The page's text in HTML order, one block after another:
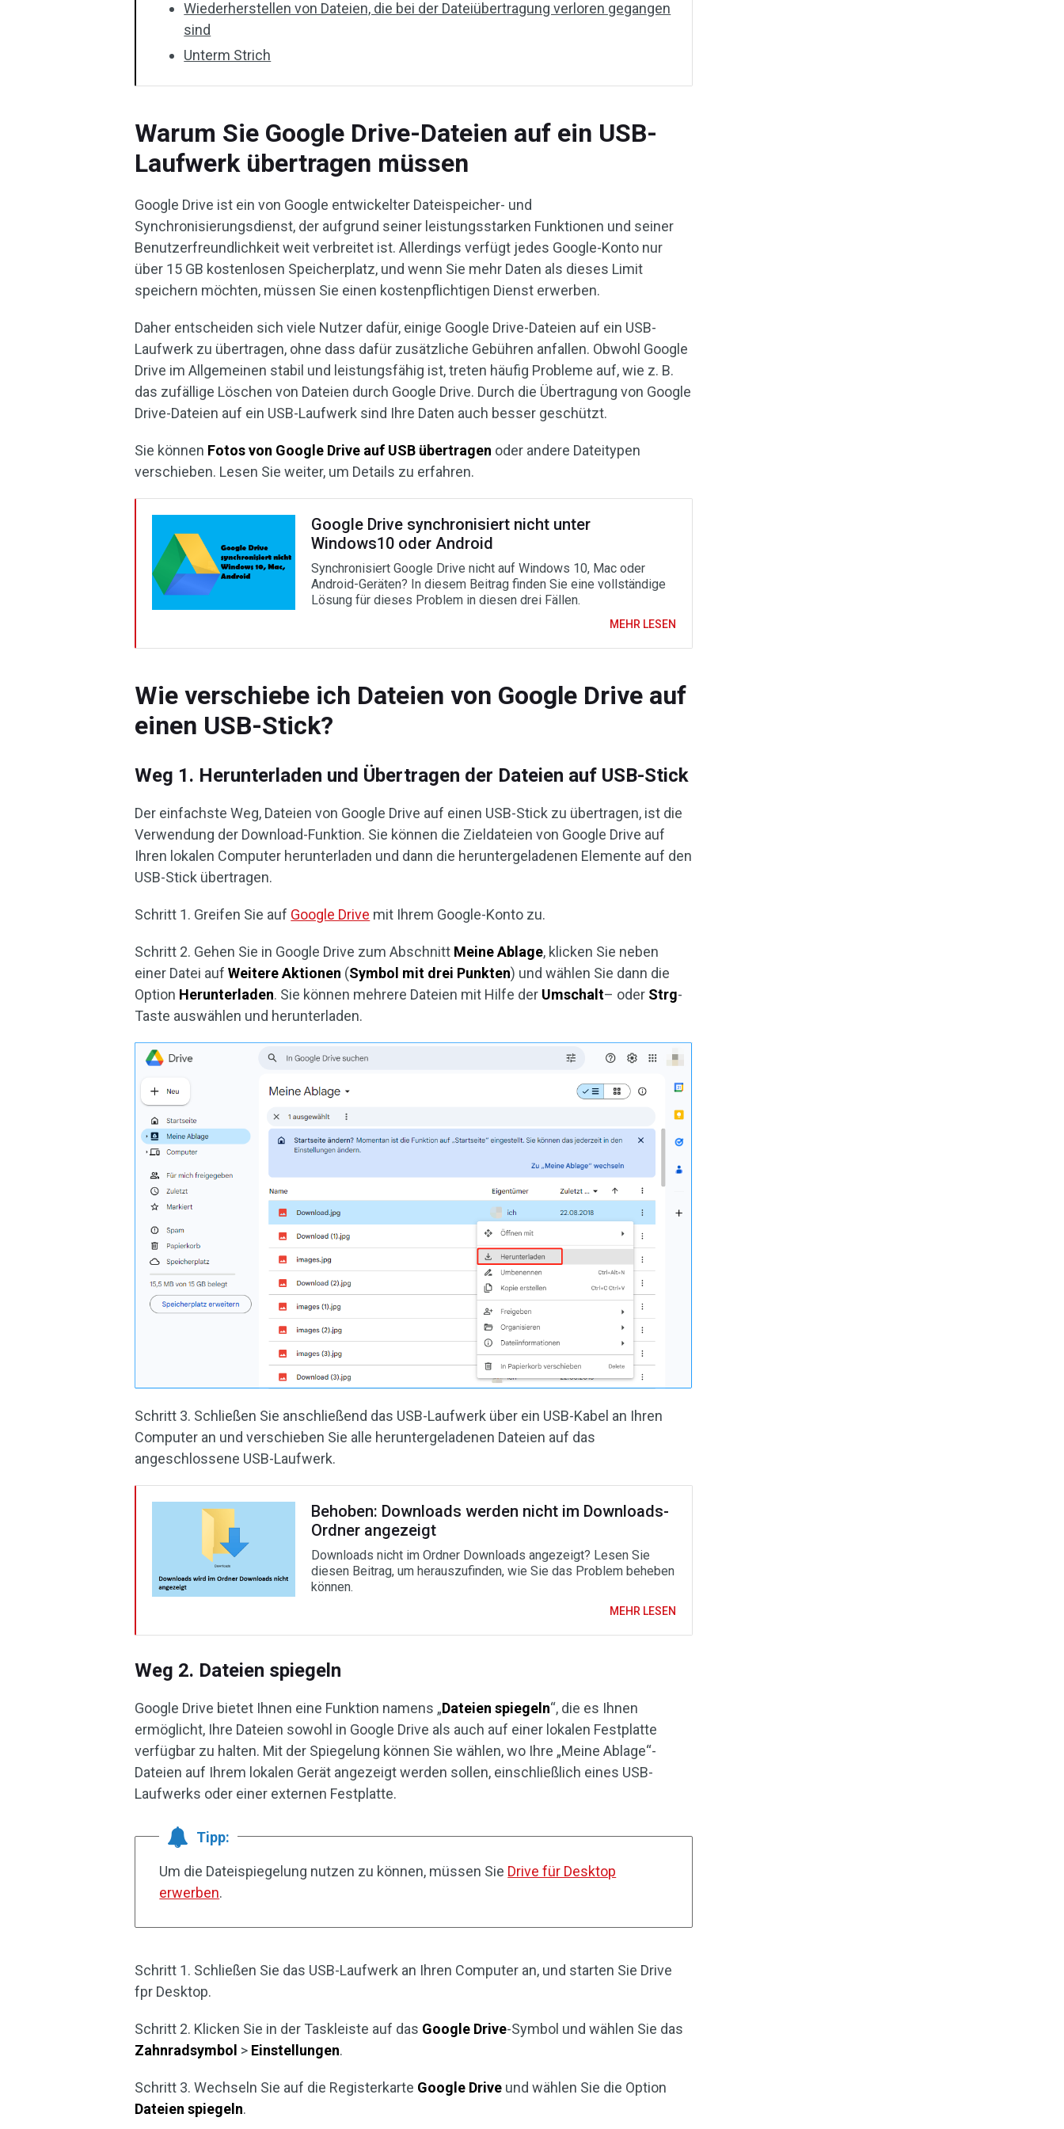
Wiederherstellen von Dateien, die bei der Dateiübertragung verloren gegangen
sind
Unterm Strich
Warum Sie Google Drive-Dateien auf ein USB-
Laufwerk übertragen müssen
Google Drive ist ein von Google entwickelter Dateispeicher- und
Synchronisierungsdienst, der aufgrund seiner leistungsstarken Funktionen und seiner
Benutzerfreundlichkeit weit verbreitet ist. Allerdings verfügt jedes Google-Konto nur
über 15 GB kostenlosen Speicherplatz, und wenn Sie mehr Daten als dieses Limit
speichern möchten, müssen Sie einen kostenpflichtigen Dienst erwerben.
Daher entscheiden sich viele Nutzer dafür, einige Google Drive-Dateien auf ein USB-
Laufwerk zu übertragen, ohne dass dafür zusätzliche Gebühren anfallen. Obwohl Google
Drive im Allgemeinen stabil und leistungsfähig ist, treten häufig Probleme auf, wie z. B.
das zufällige Löschen von Dateien durch Google Drive. Durch die Übertragung von Google
Drive-Dateien auf ein USB-Laufwerk sind Ihre Daten auch besser geschützt.
Sie können Fotos von Google Drive auf USB übertragen oder andere Dateitypen
verschieben. Lesen Sie weiter, um Details zu erfahren.
Google Drive synchronisiert nicht unter
Windows10 oder Android
Synchronisiert Google Drive nicht auf Windows 10, Mac oder
Android-Geräten? In diesem Beitrag finden Sie eine vollständige
Lösung für dieses Problem in diesen drei Fällen.
MEHR LESEN
Wie verschiebe ich Dateien von Google Drive auf
einen USB-Stick?
Weg 1. Herunterladen und Übertragen der Dateien auf USB-Stick
Der einfachste Weg, Dateien von Google Drive auf einen USB-Stick zu übertragen, ist die
Verwendung der Download-Funktion. Sie können die Zieldateien von Google Drive auf
Ihren lokalen Computer herunterladen und dann die heruntergeladenen Elemente auf den
USB-Stick übertragen.
Schritt 1. Greifen Sie auf Google Drive mit Ihrem Google-Konto zu.
Schritt 2. Gehen Sie in Google Drive zum Abschnitt Meine Ablage, klicken Sie neben
einer Datei aufWeitere Aktionen (Symbol mit drei Punkten) und wählen Sie dann die
Option Herunterladen. Sie können mehrere Dateien mit Hilfe der Umschalt– oder Strg-
Taste auswählen und herunterladen.
Schritt 3. Schließen Sie anschließend das USB-Laufwerk über ein USB-Kabel an Ihren
Computer an und verschieben Sie alle heruntergeladenen Dateien auf das
angeschlossene USB-Laufwerk.
Behoben: Downloads werden nicht im Downloads-
Ordner angezeigt
Downloads nicht im Ordner Downloads angezeigt? Lesen Sie
diesen Beitrag, um herauszufinden, wie Sie das Problem beheben
können.
MEHR LESEN
Weg 2. Dateien spiegeln
Google Drive bietet Ihnen eine Funktion namens „Dateien spiegeln“, die es Ihnen
ermöglicht, Ihre Dateien sowohl in Google Drive als auch auf einer lokalen Festplatte
verfügbar zu halten. Mit der Spiegelung können Sie wählen, wo Ihre „Meine Ablage“-
Dateien auf Ihrem lokalen Gerät angezeigt werden sollen, einschließlich eines USB-
Laufwerks oder einer externen Festplatte.
Tipp:
Um die Dateispiegelung nutzen zu können, müssen Sie Drive für Desktop
erwerben.
Schritt 1. Schließen Sie das USB-Laufwerk an Ihren Computer an, und starten Sie Drive
fpr Desktop.
Schritt 2. Klicken Sie in der Taskleiste auf das Google Drive-Symbol und wählen Sie das
Zahnradsymbol > Einstellungen.
Schritt 3. Wechseln Sie auf die Registerkarte Google Drive und wählen Sie die Option
Dateien spiegeln.